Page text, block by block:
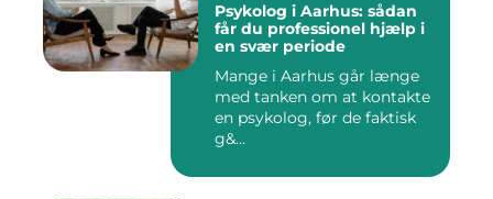
Psykolog i Aarhus: sådan
får du professionel hjælp i
en svær periode
Mange i Aarhus går længe
med tanken om at kontakte
en psykolog, før de faktisk
g&...